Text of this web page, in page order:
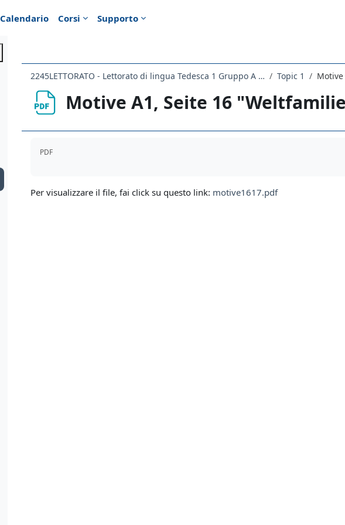
Calendario Corsi Supporto
2245LETTORATO - Lettorato di lingua Tedesca 1 Gruppo A principianti 2021 Topic 1
Motive A1, Seite 16
PDF
Per visualizzare il file, fai click su questo link: motive1617.pdf